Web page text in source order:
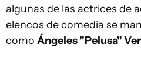
algunas de las actrices de
elencos de comedia se
como Ángeles "Pelusa"